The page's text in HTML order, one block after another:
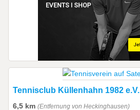
Tennisclub Küllenhahn 1982 e.V.
6,5 km (Entfernung von Heckinghausen)